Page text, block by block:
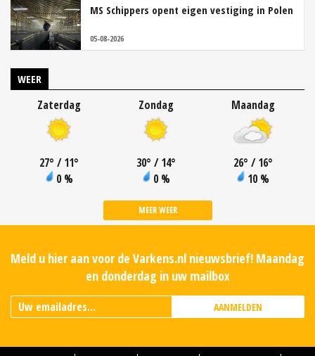
MS Schippers opent eigen vestiging in Polen
05-08-2026
WEER
Zaterdag
27° / 11°
0 %
Zondag
30° / 14°
0 %
Maandag
26° / 16°
10 %
MEER WEER
Meld u hier aan voor de Varkens.nl nieuwsbrief! Maandag
en donderdag in uw mailbox
AANMELDEN